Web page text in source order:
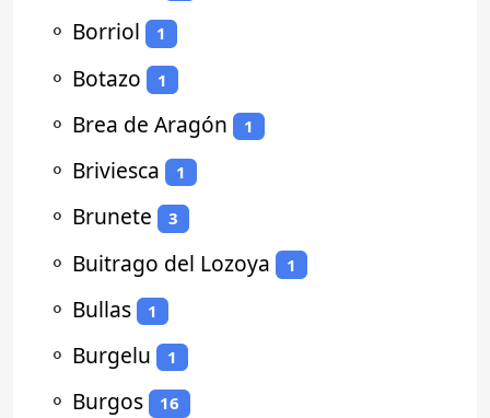
⚬ Borriol 1
⚬ Botazo 1
⚬ Brea de Aragón 1
⚬ Briviesca 1
⚬ Brunete 3
⚬ Buitrago del Lozoya 1
⚬ Bullas 1
⚬ Burgelu 1
⚬ Burgos 16